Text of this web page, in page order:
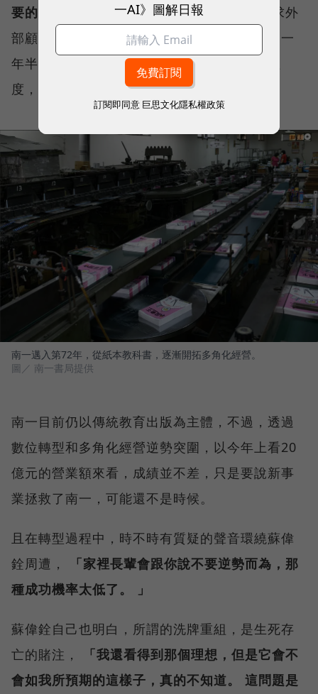
要的。」
另外，南一幾乎每項新事業都會尋求外
部顧問合作，「我們談一個新事業，大概就是一
年半要看得到成績，順利往前、擴大到一定程
度，我們就讓它分拆出去。」
南一邁入第72年，從紙本教科書，逐漸開拓多角化經營。
圖／ 南一書局提供
南一目前仍以傳統教育出版為主體，不過，透過
數位轉型和多角化經營逆勢突圍，以今年上看20
億元的營業額來看，成績並不差，只是要說新事
業拯救了南一，可能還不是時候。
且在轉型過程中，時不時有質疑的聲音環繞蘇偉
銓周遭，
「家裡長輩會跟你說不要逆勢而為，那
種成功機率太低了。 」
蘇偉銓自己也明白，所謂的洗牌重組，是生死存
亡的賭注，
「我還看得到那個理想，但是它會不
會如我所預期的這樣子，真的不知道。 這問題是
一AI》圖解日報
訂閱即同意 巨思文化隱私權政策